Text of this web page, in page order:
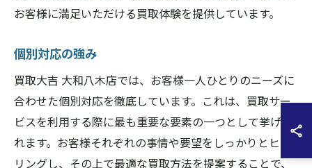
お客様に満足いただける買取体験を提供しています。
個別対応の強み
買取大吉 大和八木店では、お客様一人ひとりのニーズに
合わせた個別対応を徹底しています。これは、買取サー
ビスを利用する際に最も重要な要素の一つとして挙げら
れます。お客様それぞれの事情や要望をしっかりとヒア
リングし、その上で最適な買取方法を提案することで、